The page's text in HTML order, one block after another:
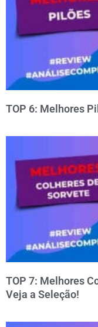
TOP 6: Melhores
TOP 7: Melhores
Veja a Seleção!